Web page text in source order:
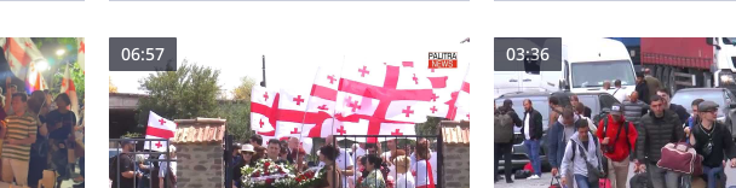
06:57 03:36